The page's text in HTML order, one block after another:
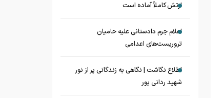
ارتش کاملاً آماده است
اعلام جرم دادستانی علیه حامیان
تروریست‌های اعدامی
اطلاع نگاشت | نگاهی به زندگانی پر از نور
شهید ردانی پور